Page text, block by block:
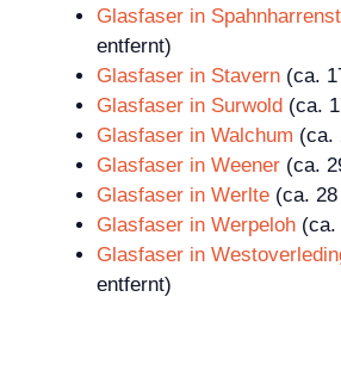
Glasfaser in
entfernt)
Glasfaser in Stavern (ca.
Glasfaser in Surwold (ca.
Glasfaser in Walchum (ca.
Glasfaser in Weener (ca.
Glasfaser in Werlte (ca.
Glasfaser in Werpeloh (ca.
Glasfaser in
entfernt)